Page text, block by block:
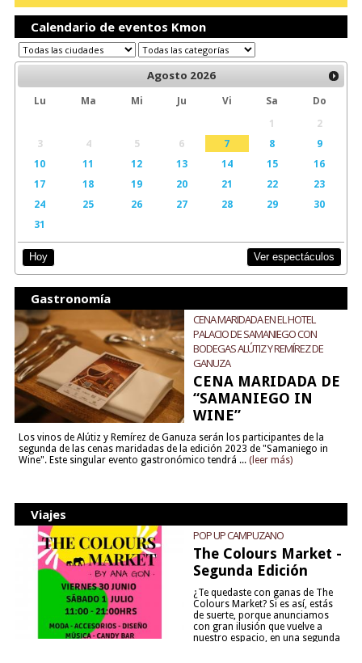
Calendario de eventos Kmon
Agosto 2026
Lu Ma Mi Ju Vi Sa
Do
1
2
3
4 5 6 7 8
9
10
11 12 13 14 15
16
17
18 19 20 21 22
23
24
25 26 27 28 29
30
31
Hoy Ver espectáculos
Gastronomía
CENA MARIDADA EN EL HOTEL
PALACIO DE SAMANIEGO CON
BODEGAS ALÚTIZ Y REMÍREZ DE
GANUZA
CENA MARIDADA DE
“SAMANIEGO IN
WINE”
Los vinos de Alútiz y Remírez de Ganuza serán los participantes de la
segunda de las cenas maridadas de la edición 2023 de "Samaniego in
Wine". Este singular evento gastronómico tendrá ... (leer más)
Viajes
POP UP CAMPUZANO
The Colours Market -
Segunda Edición
¿Te quedaste con ganas de The
Colours Market? Si es así, estás
de suerte, porque anunciamos
con gran ilusión que vuelve a
nuestro espacio, en una segunda